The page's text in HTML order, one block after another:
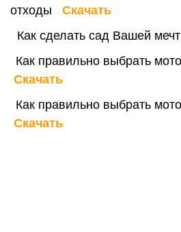
отходы
Скачать
Как сделать сад Вашей
Как правильно выбрать
Скачать
Как правильно выбрать
Скачать